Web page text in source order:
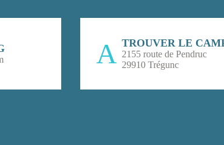
TROUVER LE
2155 route de Pendruc
29910 Trégunc